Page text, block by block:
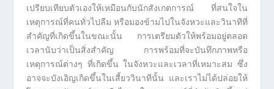
เปรียบเทียบตัวเองให้เหมือนกับนักสังเกตการณ์ ที่สนใจใน
เหตุการณ์ที่คนทั่วไปลืม หรือมองข้ามไปในจังหวะและวินาทีที่
สำคัญที่เกิดขึ้นในขณะนั้น การเตรียมตัวให้พร้อมอยู่ตลอด
เวลานับว่าเป็นสิ่งสำคัญ การพร้อมที่จะบันทึกภาพหรือ
เหตุการณ์ต่างๆ ที่เกิดขึ้น ในจังหวะและเวลาที่เหมาะสม ซึ่ง
อาจจะบังเอิญเกิดขึ้นในเสี้ยววินาทีนั้น และเราไม่ได้ปล่อยให้